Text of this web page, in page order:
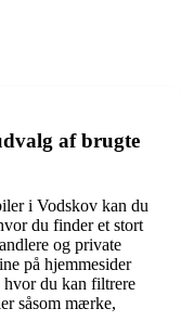
af brugte
i Vodskov kan du
du finder et stort
og private
på hjemmesider
du kan filtrere
såsom mærke,